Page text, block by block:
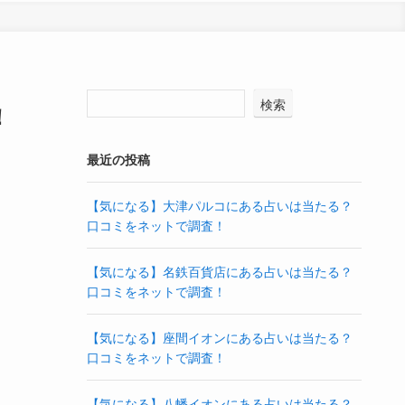
検索
最近の投稿
【気になる】大津パルコにある占いは当たる？
口コミをネットで調査！
【気になる】名鉄百貨店にある占いは当たる？
口コミをネットで調査！
【気になる】座間イオンにある占いは当たる？
口コミをネットで調査！